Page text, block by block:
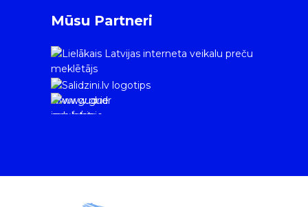
Mūsu Partneri
www.gudrie
m.lv/atrie-